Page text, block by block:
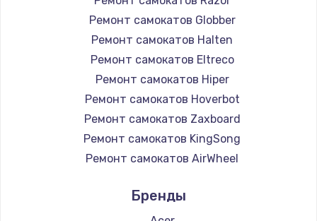
Ремонт самокатов Globber
Ремонт самокатов Halten
Ремонт самокатов Eltreco
Ремонт самокатов Hiper
Ремонт самокатов Hoverbot
Ремонт самокатов Zaxboard
Ремонт самокатов KingSong
Ремонт самокатов AirWheel
Ремонт самокатов Hunter
Ремонт самокатов Shorner
Бренды